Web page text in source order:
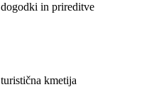
dogodki in prireditve
turistična kmetija